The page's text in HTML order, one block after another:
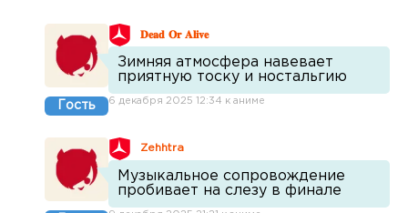
Гость
𝐃𝐞𝐚𝐝 𝐎𝐫 𝐀𝐥𝐢𝐯𝐞
Зимняя атмосфера навевает
приятную тоску и ностальгию
6 декабря 2025 12:34 к аниме
Zehhtra
Музыкальное сопровождение
пробивает на слезу в финале